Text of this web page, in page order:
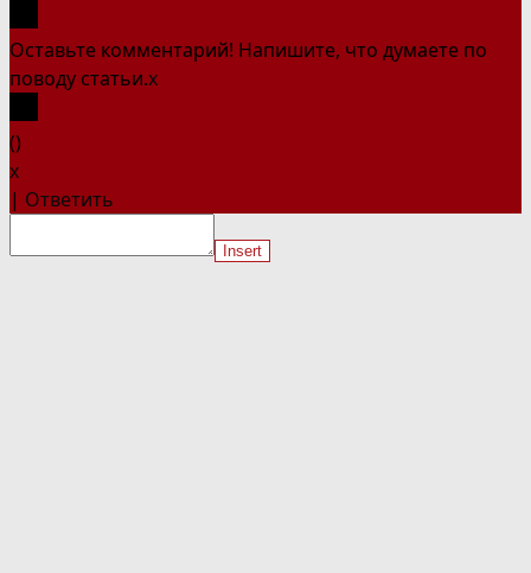
Оставьте комментарий! Напишите, что думаете по
поводу статьи.x
()
x
| Ответить
Insert